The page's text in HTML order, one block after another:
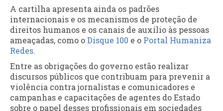
A cartilha apresenta ainda os padrões
internacionais e os mecanismos de proteção de
direitos humanos e os canais de auxílio às pessoas
ameaçadas, como oDisque 100 e o Portal Humaniza
Redes.
Entre as obrigações do governo estão realizar
discursos públicos que contribuam para prevenir a
violência contra jornalistas e comunicadores e
campanhas e capacitações de agentes do Estado
sobre o papel desses profissionais em sociedades